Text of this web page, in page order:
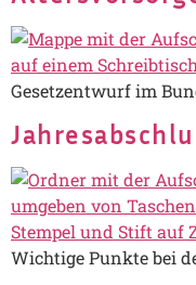
Gesetzentwurf im
Wichtige Punkte bei